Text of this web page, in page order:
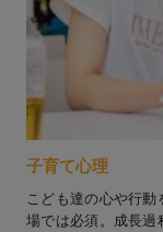
子育て心理
こども達の心や行
場では必須。成長過